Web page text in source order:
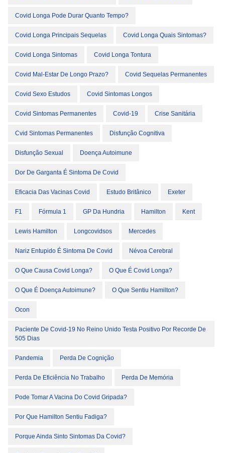
Covid Longa Pode Durar Quanto Tempo?
Covid Longa Principais Sequelas Covid Longa Quais Sintomas?
Covid Longa Sintomas Covid Longa Tontura
Covid Mal-Estar De Longo Prazo? Covid Sequelas Permanentes
Covid Sexo Estudos Covid Sintomas Longos
Covid Sintomas Permanentes Covid-19 Crise Sanitária
Cvid Sintomas Permanentes Disfunção Cognitiva
Disfunção Sexual Doença Autoimune
Dor De Garganta É Sintoma De Covid
Eficacia Das Vacinas Covid Estudo Britânico Exeter
F1 Fórmula 1 GP Da Hundria Hamilton Kent
Lewis Hamilton Longcovidsos Mercedes
Nariz Entupido É Sintoma De Covid Névoa Cerebral
O Que Causa Covid Longa? O Que É Covid Longa?
O Que É Doença Autoimune? O Que Sentiu Hamilton?
Ocon
Paciente De Covid-19 No Reino Unido Testa Positivo Por Recorde De
505 Dias
Pandemia Perda De Cognição
Perda De Eficiência No Trabalho Perda De Memória
Pode Tomar A Vacina Do Covid Gripada?
Por Que Hamilton Sentiu Fadiga?
Porque Ainda Sinto Sintomas Da Covid?